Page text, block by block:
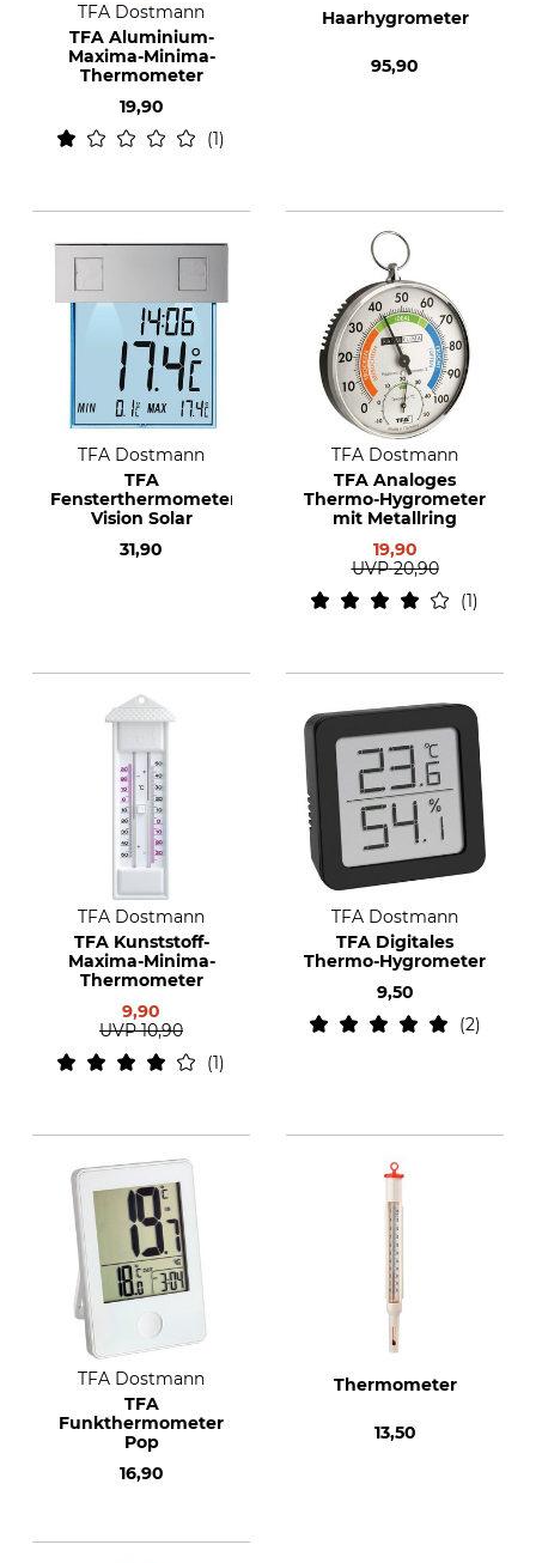
TFA Dostmann
TFA Aluminium-
Maxima-Minima-
Thermometer
19,90
1
Haarhygrometer
95,90
TFA Dostmann
TFA
Fensterthermometer
Vision Solar
31,90
TFA Dostmann
TFA Analoges
Thermo-Hygrometer
mit Metallring
19,90
UVP 20,90
1
TFA Dostmann
TFA Kunststoff-
Maxima-Minima-
Thermometer
9,90
UVP 10,90
1
TFA Dostmann
TFA Digitales
Thermo-Hygrometer
9,50
2
TFA Dostmann
TFA
Funkthermometer
Pop
16,90
Thermometer
13,50